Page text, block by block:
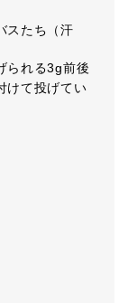
スたち（汗
られる3g前後
けて投げてい